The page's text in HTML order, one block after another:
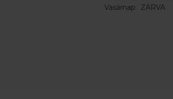
Vasárnap: ZÁRVA